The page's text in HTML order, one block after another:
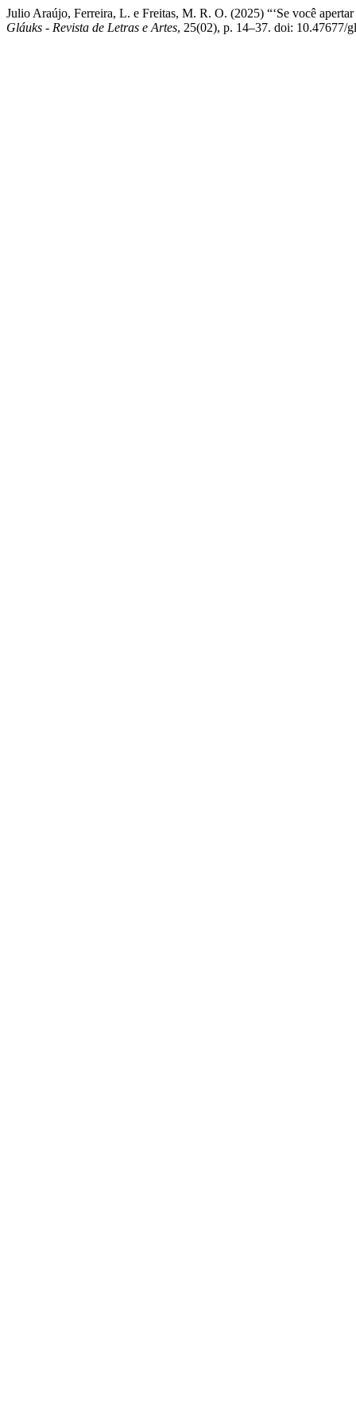
Julio Araújo, Ferreira, L. e Freitas, M. R. O. (2025) “‘Se você
Gláuks - Revista de Letras e Artes, 25(02), p. 14–37. doi: 10.47677/